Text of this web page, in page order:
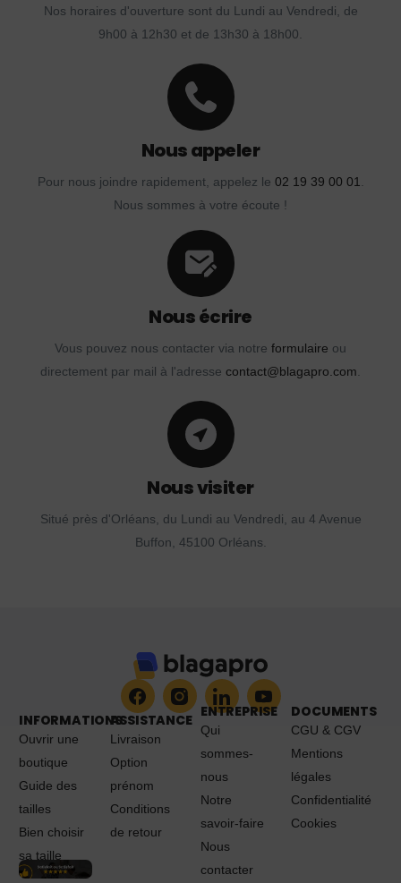
Nos horaires d'ouverture sont du Lundi au Vendredi, de
9h00 à 12h30 et de 13h30 à 18h00.
Nous appeler
Pour nous joindre rapidement, appelez le 02 19 39 00 01.
Nous sommes à votre écoute !
Nous écrire
Vous pouvez nous contacter via notre formulaire ou
directement par mail à l'adresse contact@blagapro.com.
Nous visiter
Situé près d'Orléans, du Lundi au Vendredi, au 4 Avenue
Buffon, 45100 Orléans.
INFORMATIONS
Ouvrir une
boutique
Guide des
tailles
Bien choisir
sa taille
ASSISTANCE
Livraison
Option
prénom
Conditions
de retour
ENTREPRISE
Qui
sommes-
nous
Notre
savoir-faire
Nous
contacter
DOCUMENTS
CGU & CGV
Mentions
légales
Confidentialité
Cookies